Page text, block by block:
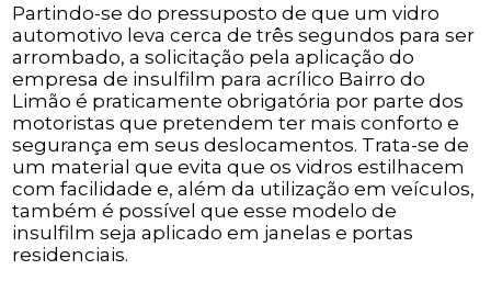
Partindo-se do pressuposto de que um vidro
automotivo leva cerca de três segundos para ser
arrombado, a solicitação pela aplicação do
empresa de insulfilm para acrílico Bairro do
Limão é praticamente obrigatória por parte dos
motoristas que pretendem ter mais conforto e
segurança em seus deslocamentos. Trata-se de
um material que evita que os vidros estilhacem
com facilidade e, além da utilização em veículos,
também é possível que esse modelo de
insulfilm seja aplicado em janelas e portas
residenciais.